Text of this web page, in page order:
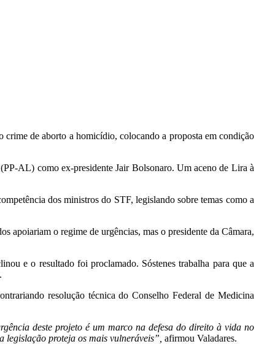
de aborto a homicídio, colocando a proposta em condição
AL) como ex-presidente Jair Bolsonaro. Um aceno de Lira à
dos ministros do STF, legislando sobre temas como a
apoiariam o regime de urgências, mas o presidente da Câmara,
e o resultado foi proclamado. Sóstenes trabalha para que a
resolução técnica do Conselho Federal de Medicina
deste projeto é um marco na defesa do direito à vida no
proteja os mais vulneráveis”, afirmou Valadares.